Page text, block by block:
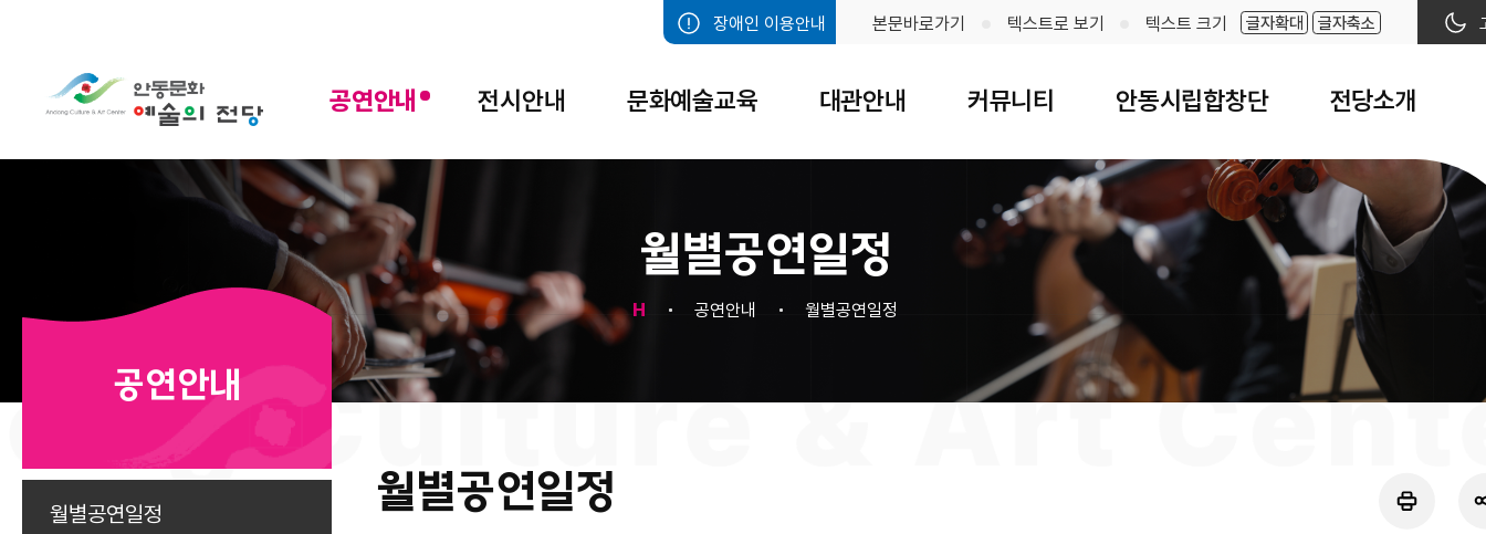
장애인 이용안내 본문바로가기 텍스트로 보기 텍스트 크기 글자확대 글자축소
공연안내 전시안내 문화예술교육 대관안내 커뮤니티 안동시립합창단 전당소개
공연안내
월별공연일정
월별공연일정
H 공연안내 월별공연일정
월별공연일정
본문 인쇄 SNS 공유 열기